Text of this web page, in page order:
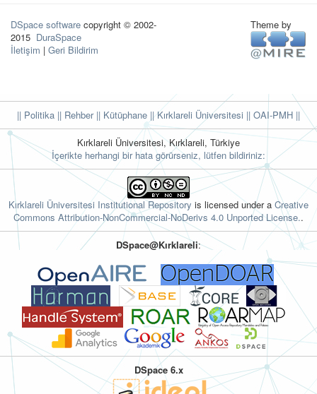
DSpace software copyright © 2002-
2015 DuraSpace
İletişim | Geri Bildirim
Theme by
|| Politika || Rehber|| Kütüphane || Kırklareli Üniversitesi || OAI-PMH ||
Kırklareli Üniversitesi, Kırklareli, Türkiye
İçerikte herhangi bir hata görürseniz, lütfen bildiriniz:
Kırklareli Üniversitesi Institutional Repository is licensed under a Creative
Commons Attribution-NonCommercial-NoDerivs 4.0 Unported License..
DSpace@Kırklareli:
DSpace 6.x